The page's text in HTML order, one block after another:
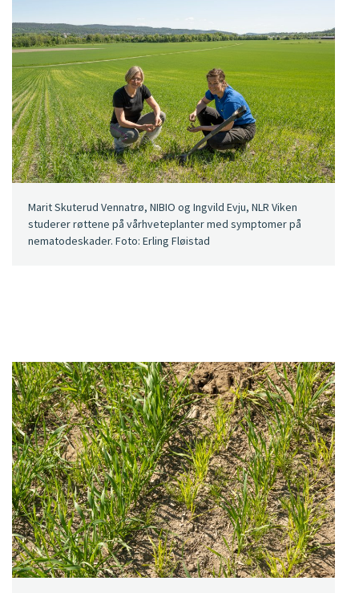
Marit Skuterud Vennatrø, NIBIO og Ingvild Evju, NLR Viken
studerer røttene på vårhveteplanter med symptomer på
nematodeskader. Foto: Erling Fløistad